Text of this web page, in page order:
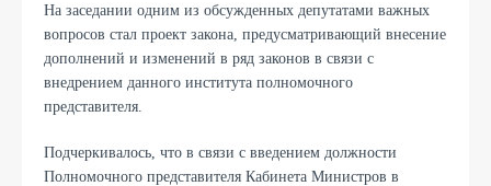
На заседании одним из обсужденных депутатами важных
вопросов стал проект закона, предусматривающий внесение
дополнений и изменений в ряд законов в связи с
внедрением данного института полномочного
представителя.
Подчеркивалось, что в связи с введением должности
Полномочного представителя Кабинета Министров в